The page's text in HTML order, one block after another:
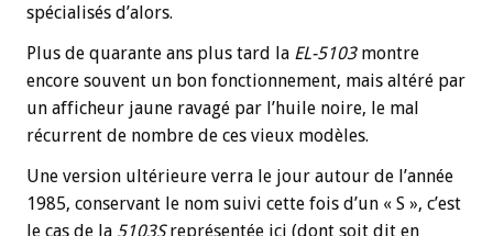
spécialisés d’alors.
Plus de quarante ans plus tard la EL-5103montre
encore souvent un bon fonctionnement, mais altéré par
un afficheur jaune ravagé par l’huile noire, le mal
récurrent de nombre de ces vieux modèles.
Une version ultérieure verra le jour autour de l’année
1985, conservant le nom suivi cette fois d’un « S », c’est
le cas de la 5103Sreprésentée ici (dont soit dit en